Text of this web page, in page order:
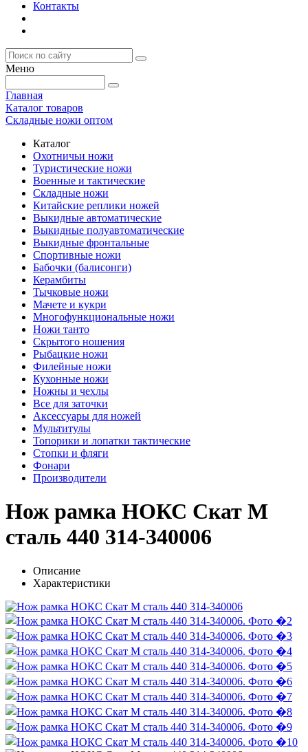
Контакты
Меню
Главная
Каталог товаров
Складные ножи оптом
Каталог
Охотничьи ножи
Туристические ножи
Военные и тактические
Складные ножи
Китайские реплики ножей
Выкидные автоматические
Выкидные полуавтоматические
Выкидные фронтальные
Спортивные ножи
Бабочки (балисонги)
Керамбиты
Тычковые ножи
Мачете и кукри
Многофункциональные ножи
Ножи танто
Скрытого ношения
Рыбацкие ножи
Филейные ножи
Кухонные ножи
Ножны и чехлы
Все для заточки
Аксессуары для ножей
Мультитулы
Топорики и лопатки тактические
Стопки и фляги
Фонари
Производители
Нож рамка НОКС Скат М
сталь 440 314-340006
Описание
Характеристики